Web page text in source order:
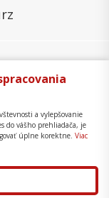
Správa cookies
poriadok
stránky
College,
a vylepšovanie
do vášho prehliadača, je
úplne korektne. Viac